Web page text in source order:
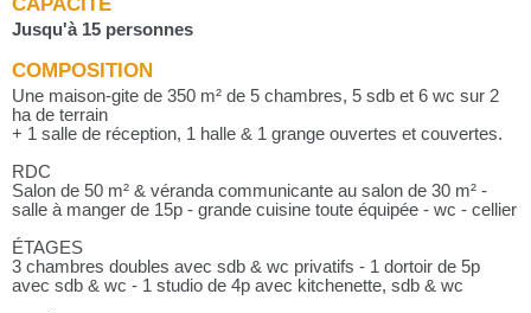
Jusqu'à 15 personnes
COMPOSITION
Une maison-gite de 350 m² de 5 chambres, 5 sdb et 6 wc sur 2
ha de terrain
+ 1 salle de réception, 1 halle & 1 grange ouvertes et couvertes.
RDC
Salon de 50 m² & véranda communicante au salon de 30 m² -
salle à manger de 15p - grande cuisine toute équipée - wc - cellier
ÉTAGES
3 chambres doubles avec sdb & wc privatifs - 1 dortoir de 5p
avec sdb & wc - 1 studio de 4p avec kitchenette, sdb & wc